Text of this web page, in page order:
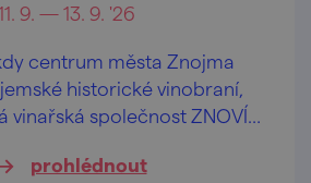
9. — 13. 9. '26
centrum města Znojma
historické vinobraní,
vinařská společnost ZNOVÍN
kláštera.
prohlédnout